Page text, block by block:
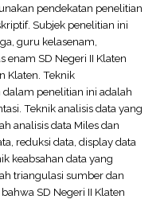
pendekatan penelitian
Subjek penelitian ini
guru kelasenam,
enam SD Negeri II Klaten
Klaten. Teknik
penelitian ini adalah
Teknik analisis data yang
analisis data Miles dan
reduksi data, display data
keabsahan data yang
triangulasi sumber dan
SD Negeri II Klaten